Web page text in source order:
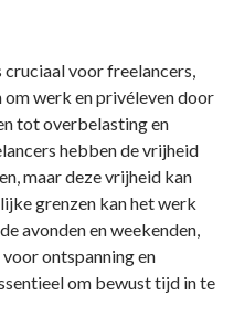
cruciaal voor freelancers,
werk en privéleven door
tot overbelasting en
hebben de vrijheid
maar deze vrijheid kan
grenzen kan het werk
avonden en weekenden,
ontspanning en
om bewust tijd in te